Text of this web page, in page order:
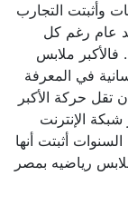
التجارب
عام رغم كل
ملابس
في المعرفة
حركة الأكبر
الإنترنت
أثبتت أنها
رياضيه بمصر